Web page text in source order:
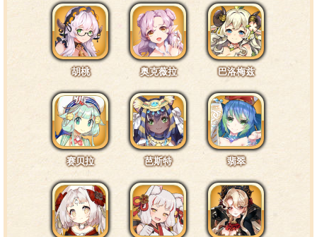
胡桃 奥克薇拉 巴洛梅兹
赛贝拉 芭斯特 翡翠